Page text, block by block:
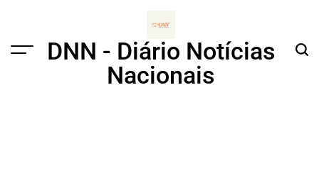
Menu
DNN - Diário Notícias
Nacionais